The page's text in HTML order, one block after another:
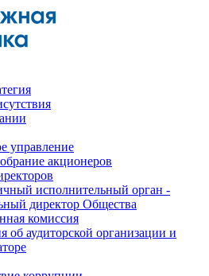
управление
акционеров
исполнительный орган -
директор Общества
комиссия
об аудиторской организации и